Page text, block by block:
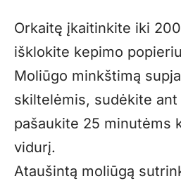
Orkaitę įkaitinkite iki
išklokite kepimo
Moliūgo minkštimą
skiltelėmis, sudėkite
pašaukite 25 minutėms
vidurį.
Ataušintą moliūgą